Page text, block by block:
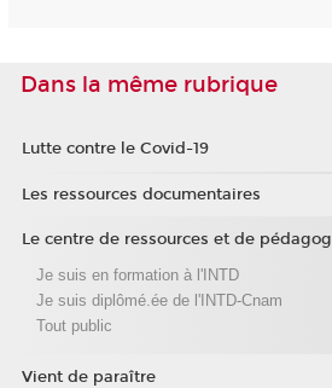
Dans la même rubrique
Lutte contre le Covid-19
Les ressources documentaires
Le centre de ressources et de
Je suis en formation à l'INTD
Je suis diplômé.ée de l'INTD-Cnam
Tout public
Vient de paraître